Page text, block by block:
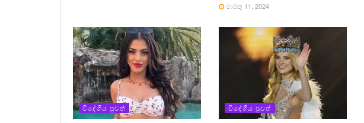
මාර්තු 11, 2024
විදේශීය පුවත් විදේශීය පුවත්